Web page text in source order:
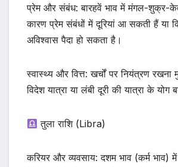
प्रेम और संबंध: बारहवें भाव में मंगल-शुक्र-
कारण प्रेम संबंधों में दूरियां आ सकती हैं या
अविश्वास पैदा हो सकता है।
स्वास्थ्य और वित्त: खर्चों पर नियंत्रण रखना
विदेश यात्रा या लंबी दूरी की यात्रा के योग
तुला राशि (Libra)
करियर और व्यवसाय: दशम भाव (कर्म भाव)